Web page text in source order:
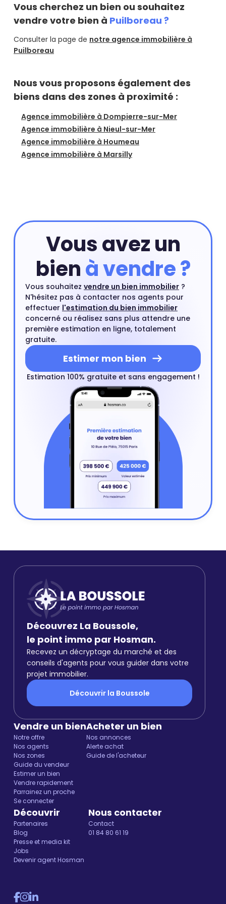
Vous cherchez un bien ou souhaitez
vendre votre bien à Puilboreau ?
Consulter la page de notre agence immobilière à
Puilboreau
Nous vous proposons également des
biens dans des zones à proximité :
Agence immobilière à Dompierre-sur-Mer
Agence immobilière à Nieul-sur-Mer
Agence immobilière à Houmeau
Agence immobilière à Marsilly
Vous avez un
bienà vendre ?
Vous souhaitez vendre un bien immobilier ?
N'hésitez pas à contacter nos agents pour
effectuer l'estimation du bien immobilier
concerné ou réalisez sans plus attendre une
première estimation en ligne, totalement
gratuite.
Estimer mon bien
Estimation 100% gratuite et sans engagement !
Découvrez La Boussole,
le point immo par Hosman.
Recevez un décryptage du marché et des
conseils d'agents pour vous guider dans votre
projet immobilier.
Découvrir la Boussole
Vendre un bien
Notre offre
Nos agents
Nos zones
Guide du vendeur
Estimer un bien
Vendre rapidement
Parrainez un proche
Se connecter
Acheter un bien
Nos annonces
Alerte achat
Guide de l'acheteur
Découvrir
Partenaires
Blog
Presse et media kit
Jobs
Devenir agent Hosman
Nous contacter
Contact
01 84 80 61 19